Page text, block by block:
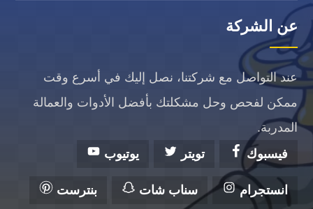
عن الشركة
عند التواصل مع شركتنا، نصل إليك في أسرع وقت
ممكن لفحص وحل مشكلتك بأفضل الأدوات والعمالة
المدربة.
فيسبوك
تويتر يوتيوب
انستجرام سناب شات بنترست